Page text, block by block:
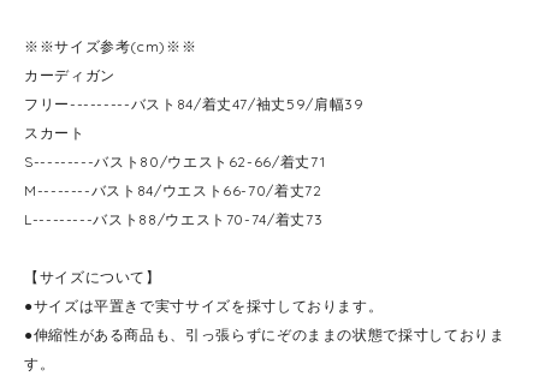
※※サイズ参考(cm)※※
カーディガン
フリー---------バスト84/着丈47/袖丈59/肩幅39
スカート
S---------バスト80/ウエスト62-66/着丈71
M--------バスト84/ウエスト66-70/着丈72
L---------バスト88/ウエスト70-74/着丈73
【サイズについて】
●サイズは平置きで実寸サイズを採寸しております。
●伸縮性がある商品も、引っ張らずにぞのままの状態で採寸しておりま
す。